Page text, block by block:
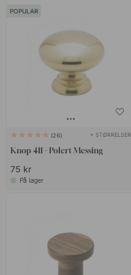
POPULAR
26 + STØRRELSER
Knop 411 - Polert Messing
75 kr
På lager